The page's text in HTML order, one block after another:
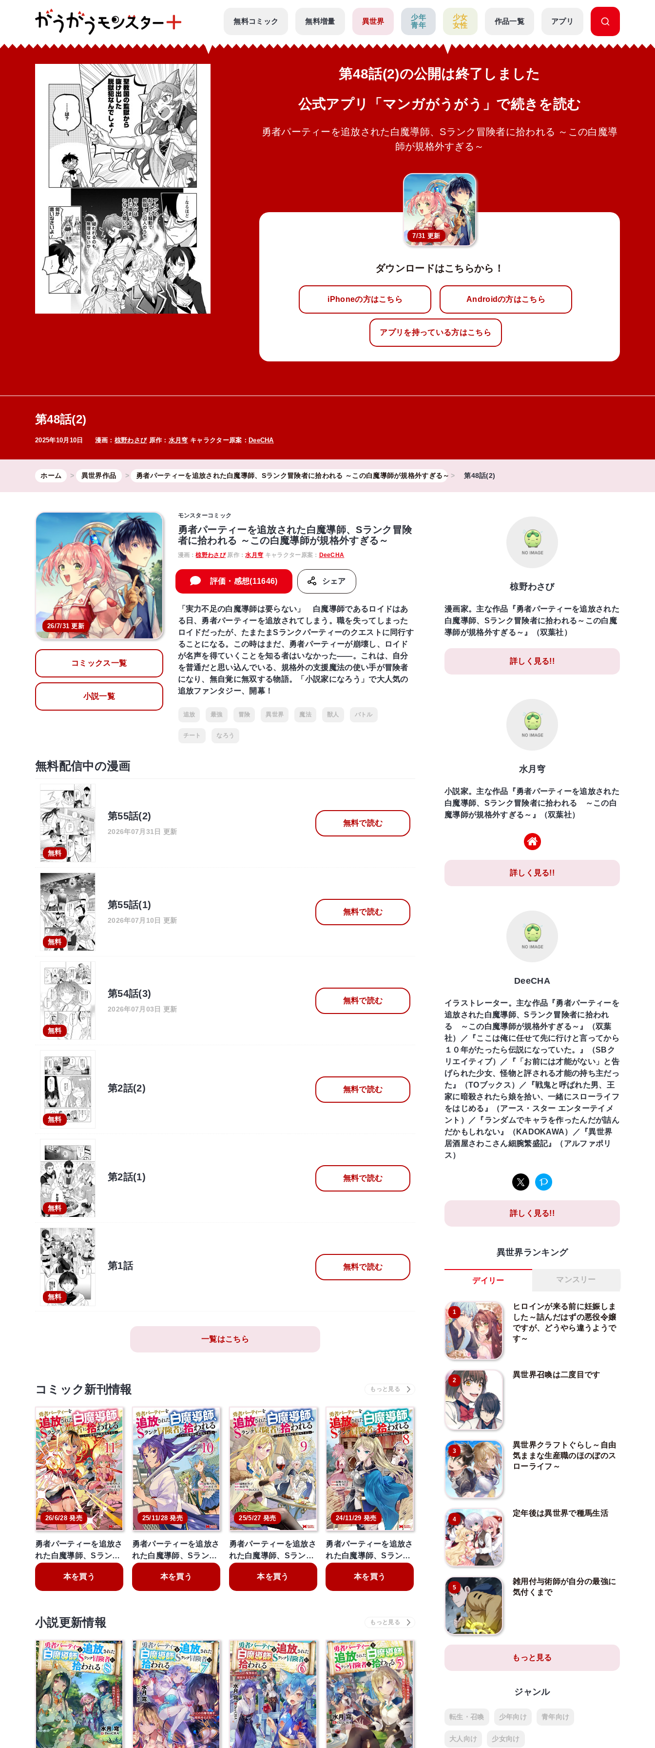
無料コミック 無料増量 異世界
少年
青年
少女
女性
作品一覧 アプリ
第48話(2)の公開は終了しました
公式アプリ「マンガがうがう」で続きを読む
勇者パーティーを追放された白魔導師、Sランク冒険者に拾われる ～この白魔導
師が規格外すぎる～
7/31 更新
ダウンロードはこちらから！
iPhoneの方はこちら Androidの方はこちら
アプリを持っている方はこちら
第48話(2)
2025年10月10日 漫画： 椋野わさび原作： 水月穹 キャラクター原案： DeeCHA
ホーム 異世界作品 勇者パーティーを追放された白魔導師、Sランク冒険者に拾われる ～この白魔導師が規格外すぎる～ 第48話(2)
26/7/31 更新
コミックス一覧
小説一覧
モンスターコミック
勇者パーティーを追放された白魔導師、Sランク冒険
者に拾われる ～この白魔導師が規格外すぎる～
漫画：椋野わさび原作：水月穹 キャラクター原案： DeeCHA
評価・感想(11646) シェア
「実力不足の白魔導師は要らない」 白魔導師であるロイドはあ
る日、勇者パーティーを追放されてしまう。職を失ってしまった
ロイドだったが、たまたまSランクパーティーのクエストに同行す
ることになる。この時はまだ、勇者パーティーが崩壊し、ロイド
が名声を得ていくことを知る者はいなかった――。これは、自分
を普通だと思い込んでいる、規格外の支援魔法の使い手が冒険者
になり、無自覚に無双する物語。「小説家になろう」で大人気の
追放ファンタジー、開幕！
追放 最強 冒険 異世界 魔法 獣人 バトル
チート なろう
無料配信中の漫画
無料
第55話(2)
2026年07月31日 更新
無料で読む
無料
第55話(1)
2026年07月10日 更新
無料で読む
無料
第54話(3)
2026年07月03日 更新
無料で読む
無料
第2話(2) 無料で読む
無料
第2話(1) 無料で読む
無料
第1話 無料で読む
一覧はこちら
コミック新刊情報
26/6/28 発売
勇者パーティーを追放さ
れた白魔導師、Sラン…
本を買う
25/11/28 発売
勇者パーティーを追放さ
れた白魔導師、Sラン…
本を買う
25/5/27 発売
勇者パーティーを追放さ
れた白魔導師、Sラン…
本を買う
24/11/29 発売
勇者パーティーを追放さ
れた白魔導師、Sラン…
本を買う
小説更新情報
椋野わさび
漫画家。主な作品『勇者パーティーを追放された
白魔導師、Sランク冒険者に拾われる～この白魔
導師が規格外すぎる～』（双葉社）
詳しく見る!!
水月穹
小説家。主な作品『勇者パーティーを追放された
白魔導師、Sランク冒険者に拾われる ～この白
魔導師が規格外すぎる～』（双葉社）
詳しく見る!!
DeeCHA
イラストレーター。主な作品『勇者パーティーを
追放された白魔導師、Sランク冒険者に拾われ
る ～この白魔導師が規格外すぎる～』（双葉
社）／『ここは俺に任せて先に行けと言ってから
１０年がたったら伝説になっていた。』（SBク
リエイティブ）／『「お前には才能がない」と告
げられた少女、怪物と評される才能の持ち主だっ
た』（TOブックス）／『戦鬼と呼ばれた男、王
家に暗殺されたら娘を拾い、一緒にスローライフ
をはじめる』（アース・スター エンターテイメ
ント）／『ランダムでキャラを作ったんだが詰ん
だかもしれない』（KADOKAWA）／『異世界
居酒屋さわこさん細腕繁盛記』（アルファポリ
ス）
詳しく見る!!
異世界ランキング
デイリー マンスリー
1
ヒロインが来る前に妊娠しま
した～詰んだはずの悪役令嬢
ですが、どうやら違うようで
す～
2
異世界召喚は二度目です
3
異世界クラフトぐらし～自由
気ままな生産職のほのぼのス
ローライフ～
4
定年後は異世界で種馬生活
5
雑用付与術師が自分の最強に
気付くまで
もっと見る
ジャンル
転生・召喚 少年向け 青年向け
大人向け 少女向け